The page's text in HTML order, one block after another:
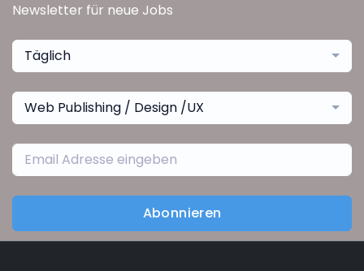
Newsletter für neue Jobs
Täglich
Web Publishing / Design /UX
Abonnieren